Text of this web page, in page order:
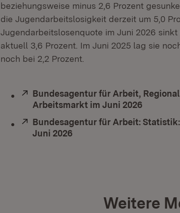
beziehungsweise minus 2,6 Prozent
die Jugendarbeitslosigkeit derzeit um 5,0
Jugendarbeitslosenquote im Juni 2026
aktuell 3,6 Prozent. Im Juni 2025 lag sie
noch bei 2,2 Prozent.
Extern:
Bundesagentur für Arbeit,
Arbeitsmarkt im Juni 2026
Extern:
Bundesagentur für Arbeit:
Juni 2026
Weitere